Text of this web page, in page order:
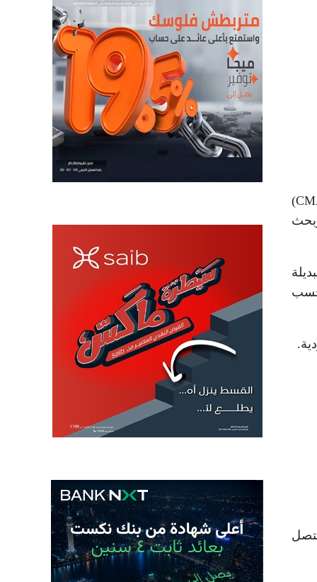
، اليوم الأربعاء، مذكرة تفاهم مع مجموعة (سي.إم.أيه سي.جي.إم – CMA CGM)
9.7 بالمئة، لتصل